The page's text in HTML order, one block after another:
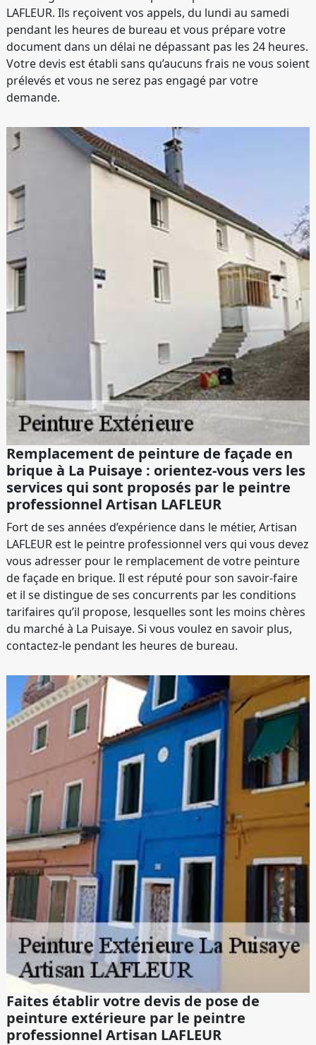
LAFLEUR. Ils reçoivent vos appels, du lundi au samedi
pendant les heures de bureau et vous prépare votre
document dans un délai ne dépassant pas les 24 heures.
Votre devis est établi sans qu’aucuns frais ne vous soient
prélevés et vous ne serez pas engagé par votre
demande.
Remplacement de peinture de façade en
brique à La Puisaye : orientez-vous vers les
services qui sont proposés par le peintre
professionnel Artisan LAFLEUR
Fort de ses années d’expérience dans le métier, Artisan
LAFLEUR est le peintre professionnel vers qui vous devez
vous adresser pour le remplacement de votre peinture
de façade en brique. Il est réputé pour son savoir-faire
et il se distingue de ses concurrents par les conditions
tarifaires qu’il propose, lesquelles sont les moins chères
du marché à La Puisaye. Si vous voulez en savoir plus,
contactez-le pendant les heures de bureau.
Faites établir votre devis de pose de
peinture extérieure par le peintre
professionnel Artisan LAFLEUR